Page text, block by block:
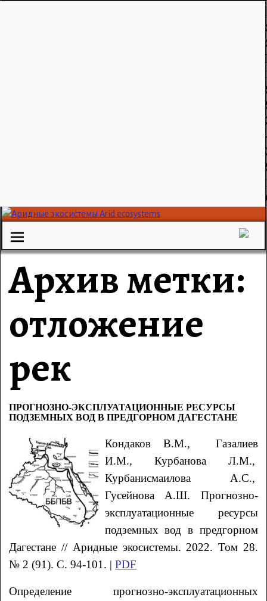
Архив метки:
отложение
рек
ПРОГНОЗНО-ЭКСПЛУАТАЦИОННЫЕ РЕСУРСЫ
ПОДЗЕМНЫХ ВОД В ПРЕДГОРНОМ ДАГЕСТАНЕ
КондаковВ.М., Газалиев
И.М., Курбанова Л.М.,
Курбанисмаилова А.С.,
Гусейнова А.Ш. Прогнозно-
эксплуатационные ресурсы
подземных вод в предгорном
Дагестане// Аридные экосистемы. 2022. Том 28.
№ 2 (91). С. 94-101. |PDF
Определение прогнозно-эксплуатационных